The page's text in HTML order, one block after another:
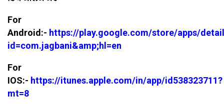
For
Android:- https://play.google.com/store/apps/
id=com.jagbani&amp;hl=en
For
IOS:- https://itunes.apple.com/in/app/id538323711?
mt=8